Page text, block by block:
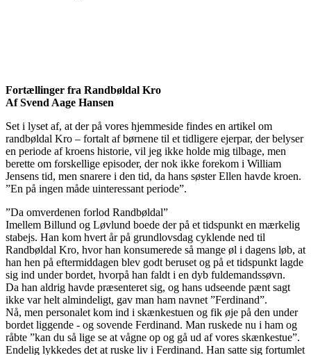
Fortællinger fra Randbøldal Kro
Af Svend Aage Hansen
Set i lyset af, at der på vores hjemmeside findes en artikel om
randbøldal Kro – fortalt af børnene til et tidligere ejerpar, der belyser
en periode af kroens historie, vil jeg ikke holde mig tilbage, men
berette om forskellige episoder, der nok ikke forekom i William
Jensens tid, men snarere i den tid, da hans søster Ellen havde kroen.
”En på ingen måde uinteressant periode”.
”Da omverdenen forlod Randbøldal”
Imellem Billund og Løvlund boede der på et tidspunkt en mærkelig
stabejs. Han kom hvert år på grundlovsdag cyklende ned til
Randbøldal Kro, hvor han konsumerede så mange øl i dagens løb, at
han hen på eftermiddagen blev godt beruset og på et tidspunkt lagde
sig ind under bordet, hvorpå han faldt i en dyb fuldemandssøvn.
Da han aldrig havde præsenteret sig, og hans udseende pænt sagt
ikke var helt almindeligt, gav man ham navnet ”Ferdinand”.
Nå, men personalet kom ind i skænkestuen og fik øje på den under
bordet liggende - og sovende Ferdinand. Man ruskede nu i ham og
råbte ”kan du så lige se at vågne op og gå ud af vores skænkestue”.
Endelig lykkedes det at ruske liv i Ferdinand. Han satte sig fortumlet